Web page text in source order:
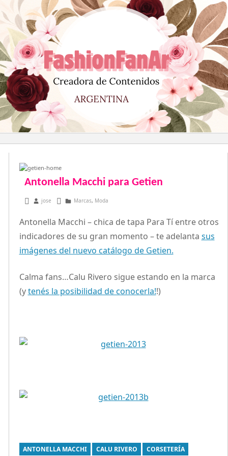
al
contenido
Antonella Macchi para Getien
febrero 1, 2013
jose Marcas, Moda
Antonella Macchi – chica de tapa Para Tí entre otros
indicadores de su gran momento – te adelanta sus
imágenes del nuevo catálogo de Getien.
Calma fans…Calu Rivero sigue estando en la marca
(ytenés la posibilidad de conocerla!!)
ANTONELLA MACCHI CALU RIVERO
CORSETERÍA